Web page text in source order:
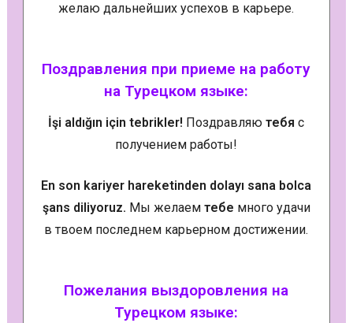
желаю дальнейших успехов в карьере.
Поздравления при приеме на работу
на Турецком языке:
İşi aldığın için tebrikler! Поздравляютебя с
получением работы!
En son kariyer hareketinden dolayı sana bolca
şans diliyoruz. Мы желаем тебе много удачи
в твоем последнем карьерном достижении.
Пожелания выздоровления на
Турецком языке: